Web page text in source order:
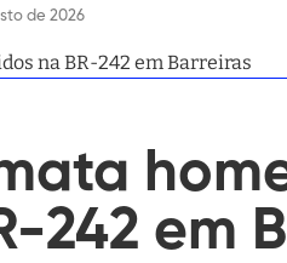
de 2026
na BR-242 em Barreiras
242 em